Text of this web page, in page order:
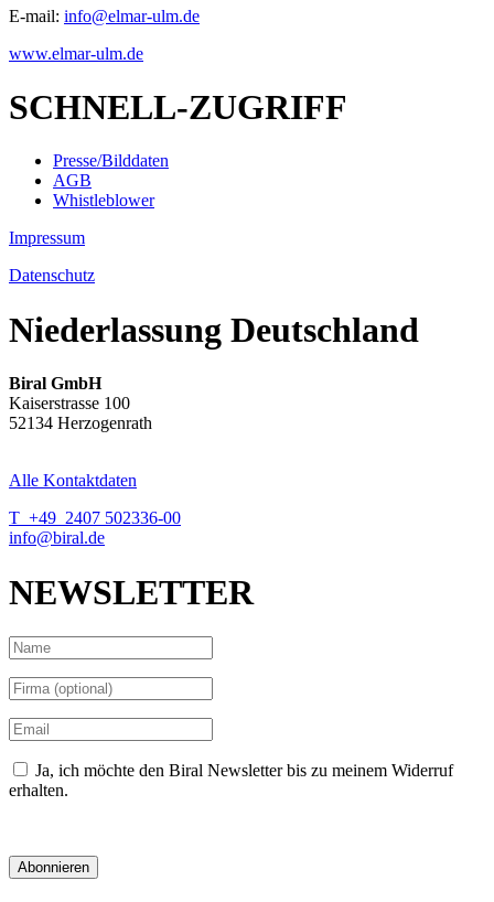
E-mail: info@elmar-ulm.de
www.elmar-ulm.de
SCHNELL-ZUGRIFF
Presse/Bilddaten
AGB
Whistleblower
Impressum
Datenschutz
Niederlassung Deutschland
Biral GmbH
Kaiserstrasse 100
52134 Herzogenrath
Alle Kontaktdaten
T +49 2407 502336-00
info@biral.de
NEWSLETTER
Ja, ich möchte den Biral Newsletter bis zu meinem Widerruf
erhalten.
Abonnieren